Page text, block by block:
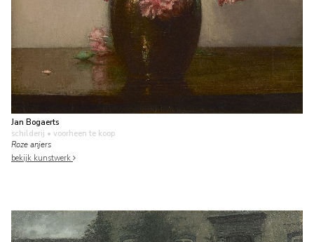
Jan Bogaerts
schilderij • voorheen te koop
Roze anjers
bekijk kunstwerk